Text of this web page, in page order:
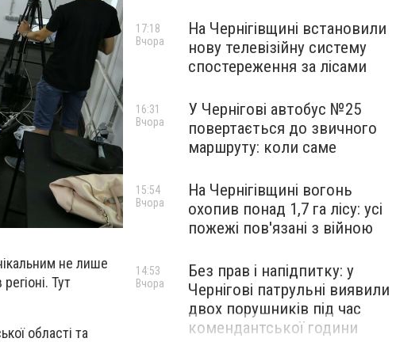
не лише
Тут
області та
На Чернігівщині встановили
нову телевізійну систему
спостереження за лісами
17:18
Вчора
У Чернігові автобус №25
повертається до звичного
маршруту: коли саме
16:31
Вчора
На Чернігівщині вогонь
охопив понад 1,7 га лісу: усі
пожежі пов'язані з війною
15:54
Вчора
Без прав і напідпитку: у
Чернігові патрульні виявили
двох порушників під час
комендантської години
14:53
Вчора